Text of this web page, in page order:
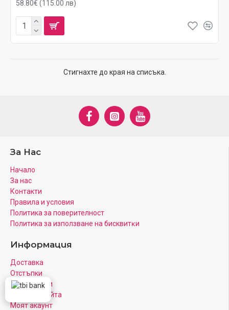
58.80€ (115.00 лв)
Стигнахте до края на списъка.
За Нас
Начало
За нас
Контакти
Правила и условия
Политика за поверителност
Πoлитика зa изпoлзвaнe нa бисквитĸи
Информация
Доставка
Отстъпки
Рекламации
Карта на Сайта
Моят акаунт